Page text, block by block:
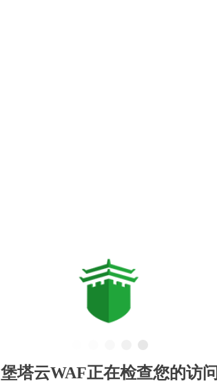
堡塔云WAF正在检查您的访问